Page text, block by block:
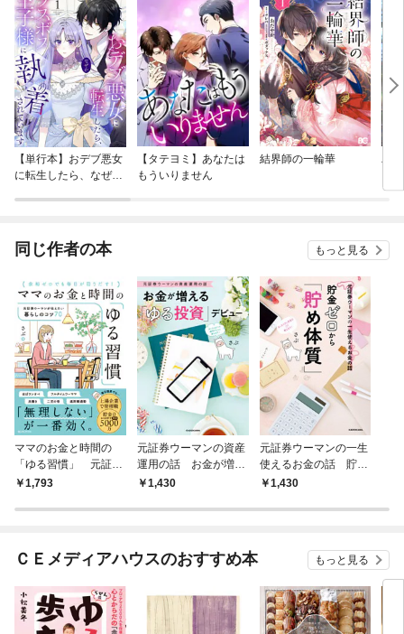
「ゆる投資」デビュー』がある。
【単行本】おデブ悪女
に転生したら、なぜか
【タテヨミ】あなたは
もういりません
結界師の一輪華
バ
今
同じ作者の本 もっと見る
ママのお金と時間の
「ゆる習慣」 元証券
ウーマンが伝えたい暮
1,793
元証券ウーマンの資産
運用の話 お金が増え
る「ゆる投資」デビュ
1,430
元証券ウーマンの一生
使えるお金の話 貯金
ゼロから「貯め体質」
1,430
ＣＥメディアハウスのおすすめ本 もっと見る